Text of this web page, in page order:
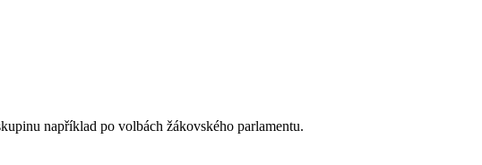
například po volbách žákovského parlamentu.